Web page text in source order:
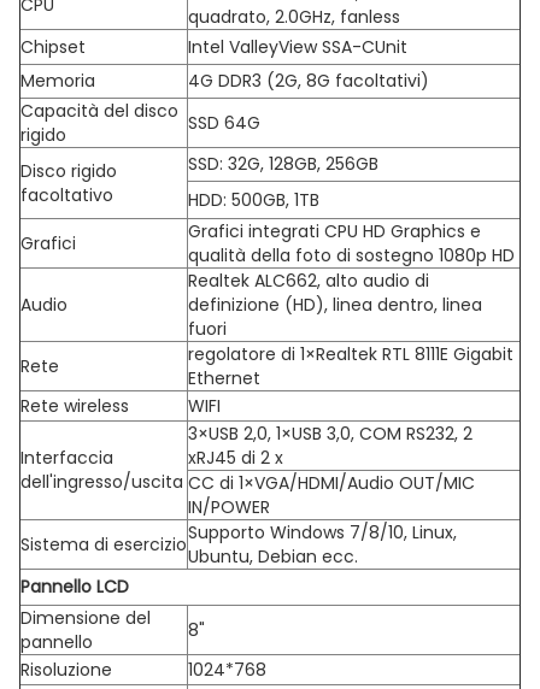
CPU
quadrato, 2.0GHz, fanless
Chipset
Intel ValleyView SSA-CUnit
Memoria
4G DDR3 (2G, 8G facoltativi)
Capacità del disco
rigido
SSD 64G
Disco rigido
facoltativo
SSD: 32G, 128GB, 256GB
HDD: 500GB, 1TB
Grafici
Grafici integrati CPU HD Graphics e
qualità della foto di sostegno 1080p HD
Audio
Realtek ALC662, alto audio di
definizione (HD), linea dentro, linea
fuori
Rete
regolatore di 1×Realtek RTL 8111E Gigabit
Ethernet
Rete wireless
WIFI
Interfaccia
dell'ingresso/uscita
3×USB 2,0, 1×USB 3,0, COM RS232, 2
xRJ45 di 2 x
CC di 1×VGA/HDMI/Audio OUT/MIC
IN/POWER
Sistema di esercizioSupporto Windows 7/8/10, Linux,
Ubuntu, Debian ecc.
Pannello LCD
Dimensione del
pannello
8"
Risoluzione
1024*768